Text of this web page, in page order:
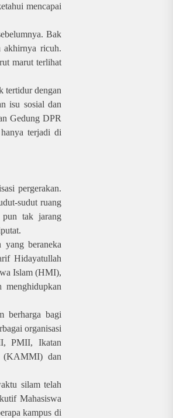
mencapai
Bak
akhirnya ricuh.
marut terlihat
tertidur dengan
isu sosial dan
Gedung DPR
terjadi di
pergerakan.
sudut ruang
pun tak jarang
yang beraneka
Hidayatullah
Islam (HMI),
berharga bagi
organisasi
PMII, Ikatan
(KAMMI) dan
silam telah
Mahasiswa
kampus di